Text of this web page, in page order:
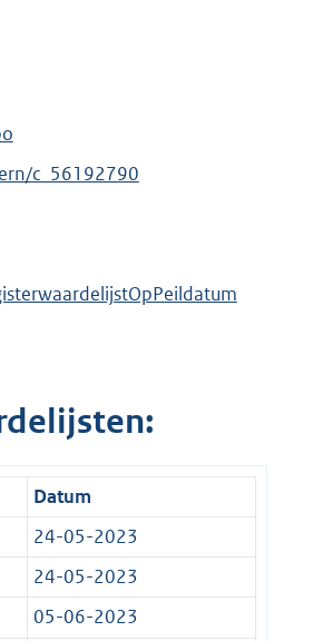
c_56192790
Datum
24-05-2023
24-05-2023
05-06-2023